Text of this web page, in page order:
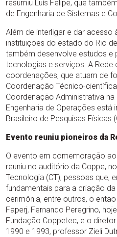
resumiu Luís Felipe, que
de Engenharia de Sistemas e
Além de interligar e dar acesso
instituições do estado do Rio
também desenvolve estudos e
tecnologias e serviços. A Rede
coordenações, que atuam de
Coordenação Técnico-
Coordenação Administrativa
Engenharia de Operações está
Brasileiro de Pesquisas Físicas
Evento reuniu pioneiros da
O evento em comemoração
reuniu no auditório da Coppe,
Tecnologia (CT), pessoas que,
fundamentais para a criação
cerimônia, entre outros, o
Faperj, Fernando Peregrino,
Fundação Coppetec, e o
1990 e 1993, professor Zieli